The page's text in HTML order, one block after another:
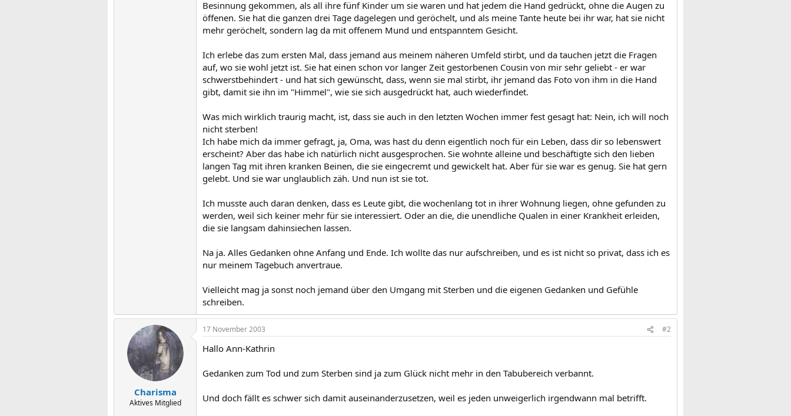
Besinnung gekommen, als all ihre fünf Kinder um sie waren und hat jedem die Hand gedrückt, ohne die Augen zu
öffenen. Sie hat die ganzen drei Tage dagelegen und geröchelt, und als meine Tante heute bei ihr war, hat sie nicht
mehr geröchelt, sondern lag da mit offenem Mund und entspanntem Gesicht.
Ich erlebe das zum ersten Mal, dass jemand aus meinem näheren Umfeld stirbt, und da tauchen jetzt die Fragen
auf, wo sie wohl jetzt ist. Sie hat einen schon vor langer Zeit gestorbenen Cousin von mir sehr geliebt - er war
schwerstbehindert - und hat sich gewünscht, dass, wenn sie mal stirbt, ihr jemand das Foto von ihm in die Hand
gibt, damit sie ihn im "Himmel", wie sie sich ausgedrückt hat, auch wiederfindet.
Was mich wirklich traurig macht, ist, dass sie auch in den letzten Wochen immer fest gesagt hat: Nein, ich will noch
nicht sterben!
Ich habe mich da immer gefragt, ja, Oma, was hast du denn eigentlich noch für ein Leben, dass dir so lebenswert
erscheint? Aber das habe ich natürlich nicht ausgesprochen. Sie wohnte alleine und beschäftigte sich den lieben
langen Tag mit ihren kranken Beinen, die sie eingecremt und gewickelt hat. Aber für sie war es genug. Sie hat gern
gelebt. Und sie war unglaublich zäh. Und nun ist sie tot.
Ich musste auch daran denken, dass es Leute gibt, die wochenlang tot in ihrer Wohnung liegen, ohne gefunden zu
werden, weil sich keiner mehr für sie interessiert. Oder an die, die unendliche Qualen in einer Krankheit erleiden,
die sie langsam dahinsiechen lassen.
Na ja. Alles Gedanken ohne Anfang und Ende. Ich wollte das nur aufschreiben, und es ist nicht so privat, dass ich es
nur meinem Tagebuch anvertraue.
Vielleicht mag ja sonst noch jemand über den Umgang mit Sterben und die eigenen Gedanken und Gefühle
schreiben.
Charisma
Aktives Mitglied
17 November 2003 #2
Hallo Ann-Kathrin
Gedanken zum Tod und zum Sterben sind ja zum Glück nicht mehr in den Tabubereich verbannt.
Und doch fällt es schwer sich damit auseinanderzusetzen, weil es jeden unweigerlich irgendwann mal betrifft.